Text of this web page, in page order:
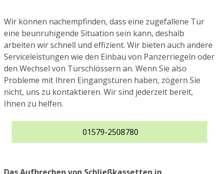
Wir können nachempfinden, dass eine zugefallene Tür
eine beunruhigende Situation sein kann, deshalb
arbeiten wir schnell und effizient. Wir bieten auch andere
Serviceleistungen wie den Einbau von Panzerriegeln oder
den Wechsel von Türschlössern an. Wenn Sie also
Probleme mit Ihren Eingangstüren haben, zögern Sie
nicht, uns zu kontaktieren. Wir sind jederzeit bereit,
Ihnen zu helfen.
01579-2508780